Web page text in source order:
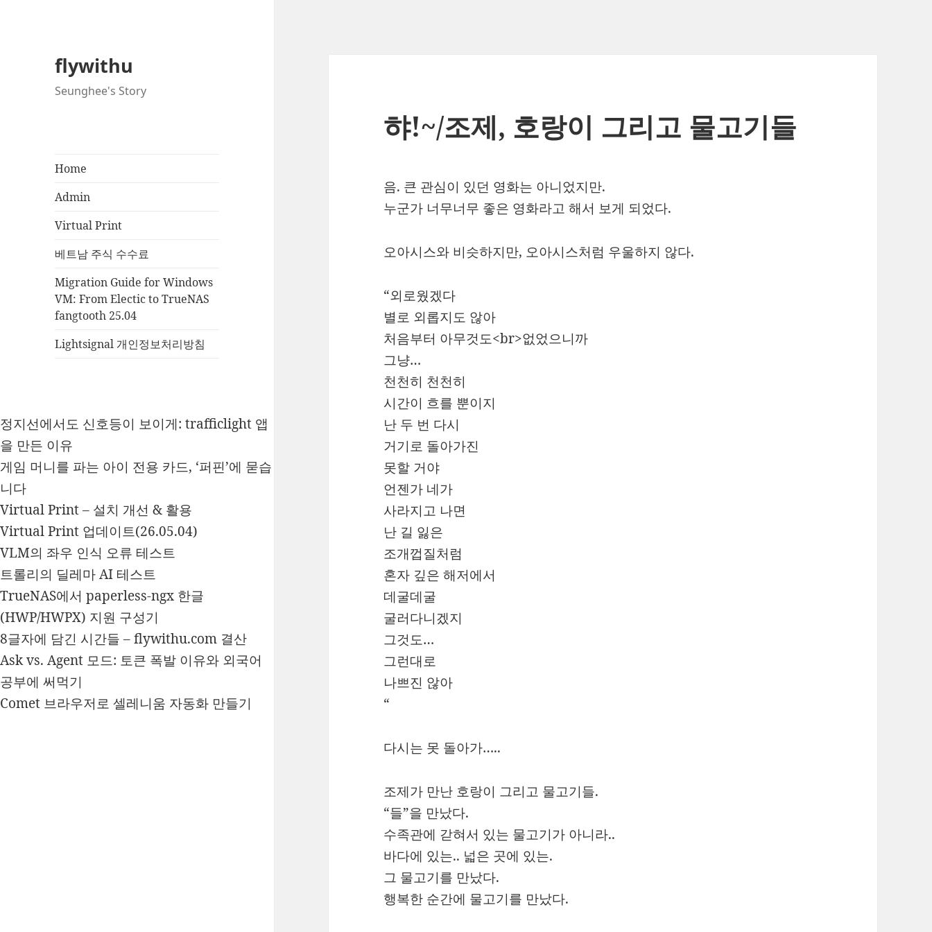
flywithu
Seunghee's Story
Home
Admin
Virtual Print
베트남 주식 수수료
Migration Guide for Windows
VM: From Electic to TrueNAS
fangtooth 25.04
Lightsignal 개인정보처리방침
정지선에서도 신호등이 보이게: trafficlight 앱
을 만든 이유
게임 머니를 파는 아이 전용 카드, ‘퍼핀’에 묻습
니다
Virtual Print – 설치 개선 & 활용
Virtual Print 업데이트(26.05.04)
VLM의 좌우 인식 오류 테스트
트롤리의 딜레마 AI 테스트
TrueNAS에서 paperless-ngx 한글
(HWP/HWPX) 지원 구성기
8글자에 담긴 시간들 – flywithu.com 결산
Ask vs. Agent 모드: 토큰 폭발 이유와 외국어
공부에 써먹기
Comet 브라우저로 셀레니움 자동화 만들기
햐!~/조제, 호랑이 그리고 물고기들
음. 큰 관심이 있던 영화는 아니었지만.
누군가 너무너무 좋은 영화라고 해서 보게 되었다.
오아시스와 비슷하지만, 오아시스처럼 우울하지 않다.
“외로웠겠다
별로 외롭지도 않아
처음부터 아무것도<br>없었으니까
그냥…
천천히 천천히
시간이 흐를 뿐이지
난 두 번 다시
거기로 돌아가진
못할 거야
언젠가 네가
사라지고 나면
난 길 잃은
조개껍질처럼
혼자 깊은 해저에서
데굴데굴
굴러다니겠지
그것도…
그런대로
나쁘진 않아
“
다시는 못 돌아가…..
조제가 만난 호랑이 그리고 물고기들.
“들”을 만났다.
수족관에 갇혀서 있는 물고기가 아니라..
바다에 있는.. 넓은 곳에 있는.
그 물고기를 만났다.
행복한 순간에 물고기를 만났다.